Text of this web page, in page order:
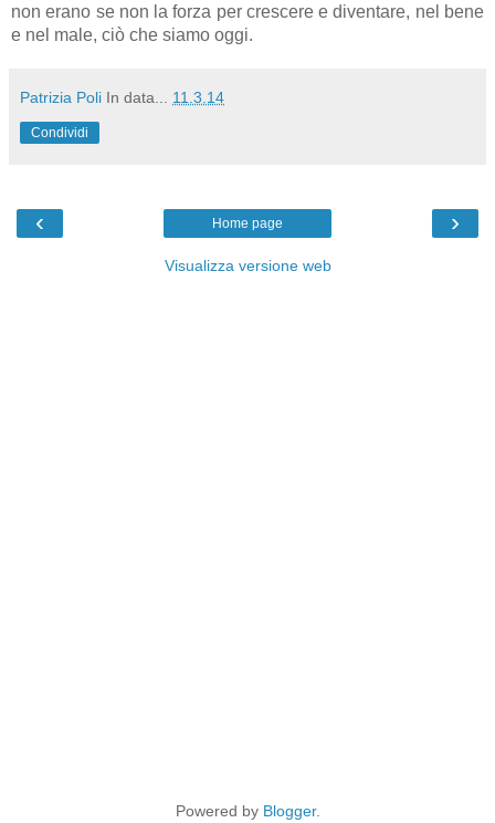
non erano se non la forza per crescere e diventare, nel bene
e nel male, ciò che siamo oggi.
Patrizia Poli In data... 11.3.14
Condividi
‹ ›
Home page
Visualizza versione web
Powered by Blogger.